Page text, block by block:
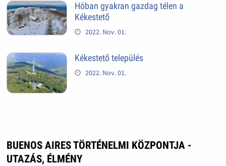
Hóban gyakran gazdag télen a
Kékestető
2022. Nov. 01.
Kékestető település
2022. Nov. 01.
BUENOS AIRES TÖRTÉNELMI KÖZPONTJA -
UTAZÁS, ÉLMÉNY